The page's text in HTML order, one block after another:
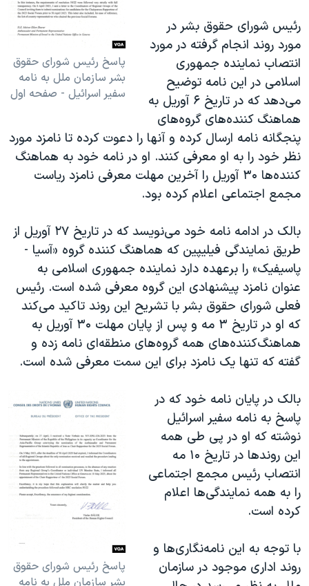
پاسخ رئیس شورای حقوق
بشر سازمان ملل به نامه
سفیر اسرائیل - صفحه اول
رئیس شورای حقوق بشر در
مورد روند انجام گرفته در مورد
انتصاب نماینده جمهوری
اسلامی در این نامه توضیح
می‌دهد که در تاریخ ۶ آوریل به
هماهنگ کننده‌های گروه‌های
پنجگانه نامه ارسال کرده و آنها را دعوت کرده تا نامزد مورد
نظر خود را به او معرفی کنند. او در نامه خود به هماهنگ
کننده‌ها ۳۰ آوریل را آخرین مهلت معرفی نامزد ریاست
مجمع اجتماعی اعلام کرده بود.
بالک در ادامه نامه خود می‌نویسد که در تاریخ ۲۷ آوریل از
طریق نمایندگی فیلیپین که هماهنگ کننده گروه «آسیا -
پاسیفیک» را برعهده دارد نماینده جمهوری اسلامی به
عنوان نامزد پیشنهادی این گروه معرفی شده است. رئیس
فعلی شورای حقوق بشر با تشریح این روند تاکید می‌کند
که او در تاریخ ۳ مه و پس از پایان مهلت ۳۰ آوریل به
هماهنگ‌کننده‌های همه گروه‌های منطقه‌ای نامه زده و
گفته که تنها یک نامزد برای این سمت معرفی شده است.
پاسخ رئیس شورای حقوق
بشر سازمان ملل به نامه
بالک در پایان نامه خود که در
پاسخ به نامه سفیر اسرائیل
نوشته که او در پی طی همه
این روندها در تاریخ ۱۰ مه
انتصاب رئیس مجمع اجتماعی
را به همه نمایندگی‌ها اعلام
کرده است.
با توجه به این نامه‌نگاری‌ها و
روند اداری موجود در سازمان